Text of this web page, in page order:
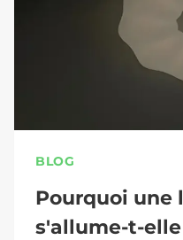
BLOG
Pourquoi une
s'allume-t-